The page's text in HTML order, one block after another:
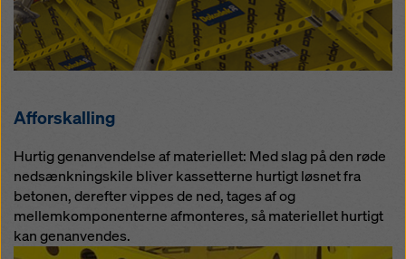
Afforskalling
Hurtig genanvendelse af materiellet: Med slag på den røde
nedsænkningskile bliver kassetterne hurtigt løsnet fra
betonen, derefter vippes de ned, tages af og
mellemkomponenterne afmonteres, så materiellet hurtigt
kan genanvendes.